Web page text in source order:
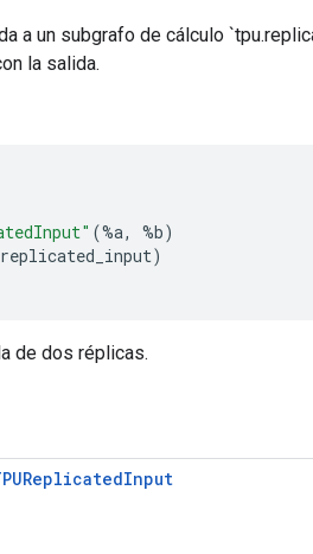
a un subgrafo de cálculo
la salida.
(%a, %b)
replicated_input)
de dos réplicas.
Input